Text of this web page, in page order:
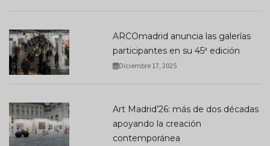
ARCOmadrid anuncia las galerías
participantes en su 45ª edición
Diciembre 17, 2025
Art Madrid’26: más de dos décadas
apoyando la creación
contemporánea